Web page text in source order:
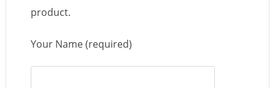
product.
Your Name (required)